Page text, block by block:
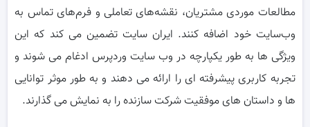
مطالعات موردی مشتریان، نقشه‌های تعاملی و فرم‌های تماس به
وب‌سایت خود اضافه کنند. ایران سایت تضمین می کند که این
ویژگی ها به طور یکپارچه در وب سایت وردپرس ادغام می شوند و
تجربه کاربری پیشرفته ای را ارائه می دهند و به طور موثر توانایی
ها و داستان های موفقیت شرکت سازنده را به نمایش می گذارند.